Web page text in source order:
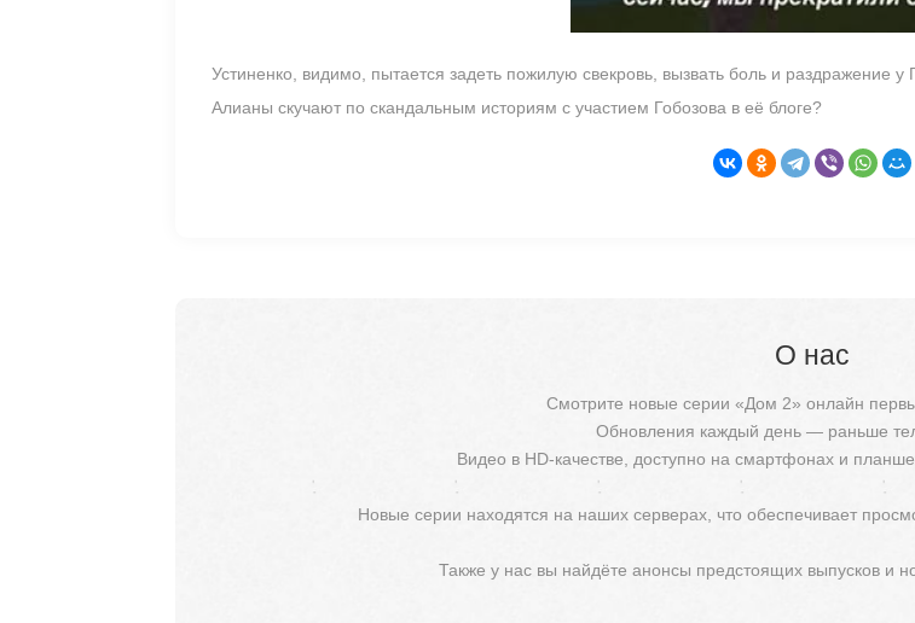
Устиненко, видимо, пытается задеть пожилую свекровь, вызвать боль и раздражение
Алианы скучают по скандальным историям с участием Гобозова в её блоге?
О нас
Смотрите новые серии «Дом 2» онлайн
Обновления каждый день — раньше
Видео в HD-качестве, доступно на смартфонах и
Новые серии находятся на наших серверах, что обеспечивает
Также у нас вы найдёте анонсы предстоящих выпусков и